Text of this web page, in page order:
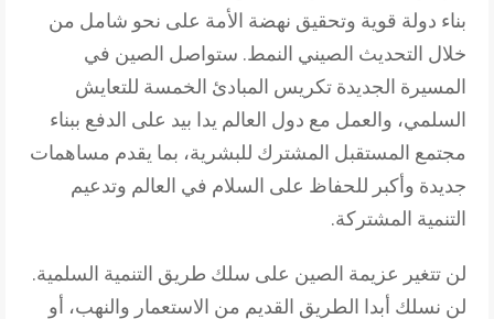
بناء دولة قوية وتحقيق نهضة الأمة على نحو شامل من
خلال التحديث الصيني النمط. ستواصل الصين في
المسيرة الجديدة تكريس المبادئ الخمسة للتعايش
السلمي، والعمل مع دول العالم يدا بيد على الدفع ببناء
مجتمع المستقبل المشترك للبشرية، بما يقدم مساهمات
جديدة وأكبر للحفاظ على السلام في العالم وتدعيم
التنمية المشتركة.
لن تتغير عزيمة الصين على سلك طريق التنمية السلمية.
لن نسلك أبدا الطريق القديم من الاستعمار والنهب، أو